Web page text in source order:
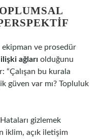
ekipman ve prosedür
ağları olduğunu
“Çalışan bu kurala
güven var mı? Topluluk
Hataları gizlemek
iklim, açık iletişim